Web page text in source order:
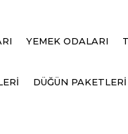
YEMEK ODALARI
DÜĞÜN PAKETLERİ